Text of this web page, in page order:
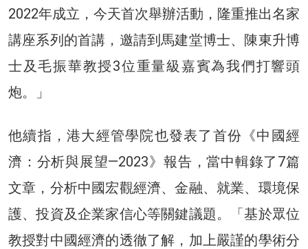
2022年成立，今天首次舉辦活動，隆重推出名家
講座系列的首講，邀請到馬建堂博士、陳東升博
士及毛振華教授3位重量級嘉賓為我們打響頭
炮。」
他續指，港大經管學院也發表了首份《中國經
濟：分析與展望—2023》報告，當中輯錄了7篇
文章，分析中國宏觀經濟、金融、就業、環境保
護、投資及企業家信心等關鍵議題。「基於眾位
教授對中國經濟的透徹了解，加上嚴謹的學術分